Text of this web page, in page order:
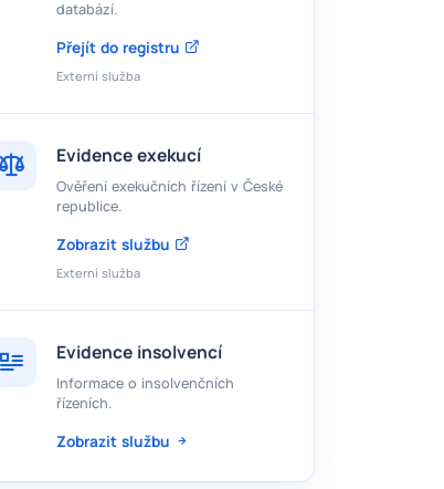
databází.
Přejít do registru
Externí služba
Evidence exekucí
Ověření exekučních řízení v České
republice.
Zobrazit službu
Externí služba
Evidence insolvencí
Informace o insolvenčních
řízeních.
Zobrazit službu